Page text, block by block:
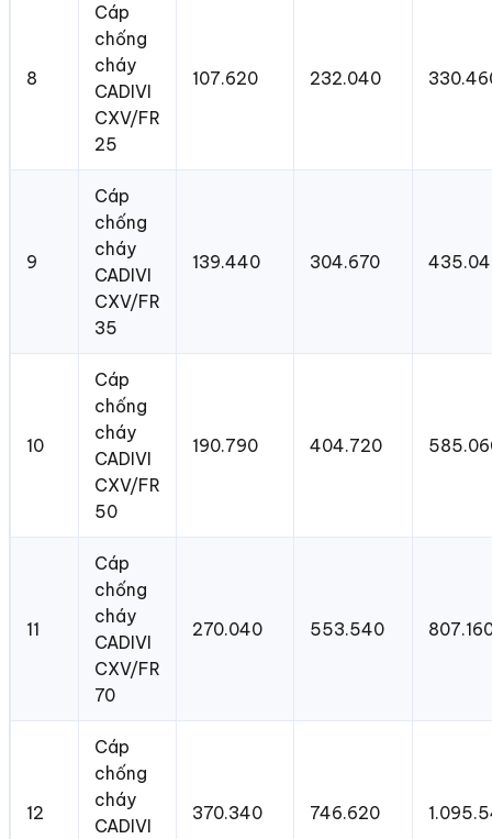
8
Cáp
chống
cháy
CADIVI
CXV/FR
25
107.620 232.040
9
Cáp
chống
cháy
CADIVI
CXV/FR
35
139.440 304.670
10
Cáp
chống
cháy
CADIVI
CXV/FR
50
190.790 404.720
11
Cáp
chống
cháy
CADIVI
CXV/FR
70
270.040 553.540
12
Cáp
chống
cháy
CADIVI
370.340 746.620